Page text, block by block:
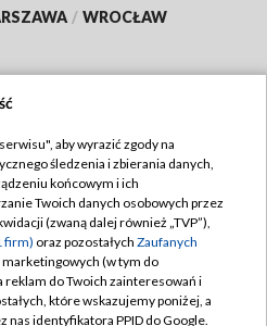
/ WROCŁAW
TVP
TVP
prywatności
zgody
Pomoc
aby wyrazić zgody na
śledzenia i zbierania danych,
końcowym i ich
Twoich danych osobowych przez
(zwaną dalej również „TVP”),
firm) oraz pozostałych Zaufanych
marketingowych (w tym do
do Twoich zainteresowań i
które wskazujemy poniżej, a
nas identyfikatora PPID do Google.